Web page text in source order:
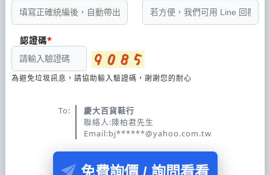
認證碼
為避免垃圾訊息，請協助輸入驗證碼，謝謝您的耐心
To:
慶大百貨鞋行
聯絡人:陳柏君先生
Email:bj******@yahoo.com.tw